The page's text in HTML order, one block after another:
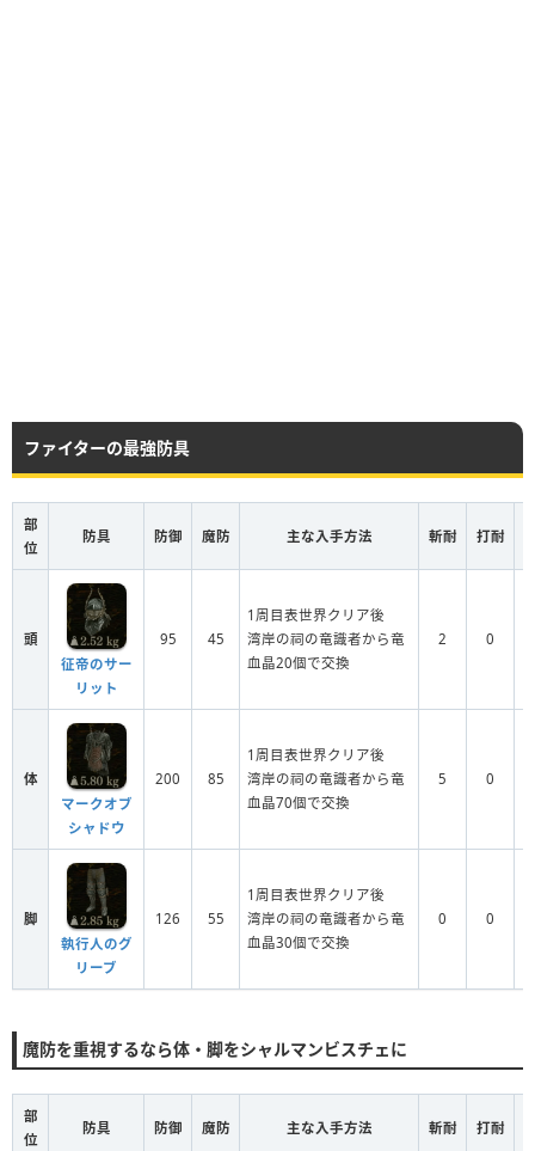
ファイターの最強防具
部
位
防具 防御 魔防 主な入手方法 斬耐 打耐
頭
征帝のサー
リット
95 45
1周目表世界クリア後
湾岸の祠の竜識者から竜
血晶20個で交換
2 0
体
マークオブ
シャドウ
200 85
1周目表世界クリア後
湾岸の祠の竜識者から竜
血晶70個で交換
5 0
脚
執行人のグ
リーブ
126 55
1周目表世界クリア後
湾岸の祠の竜識者から竜
血晶30個で交換
0 0
魔防を重視するなら体・脚をシャルマンビスチェに
部
位
防具 防御 魔防 主な入手方法 斬耐 打耐